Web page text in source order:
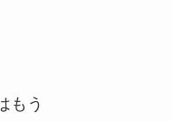
もう